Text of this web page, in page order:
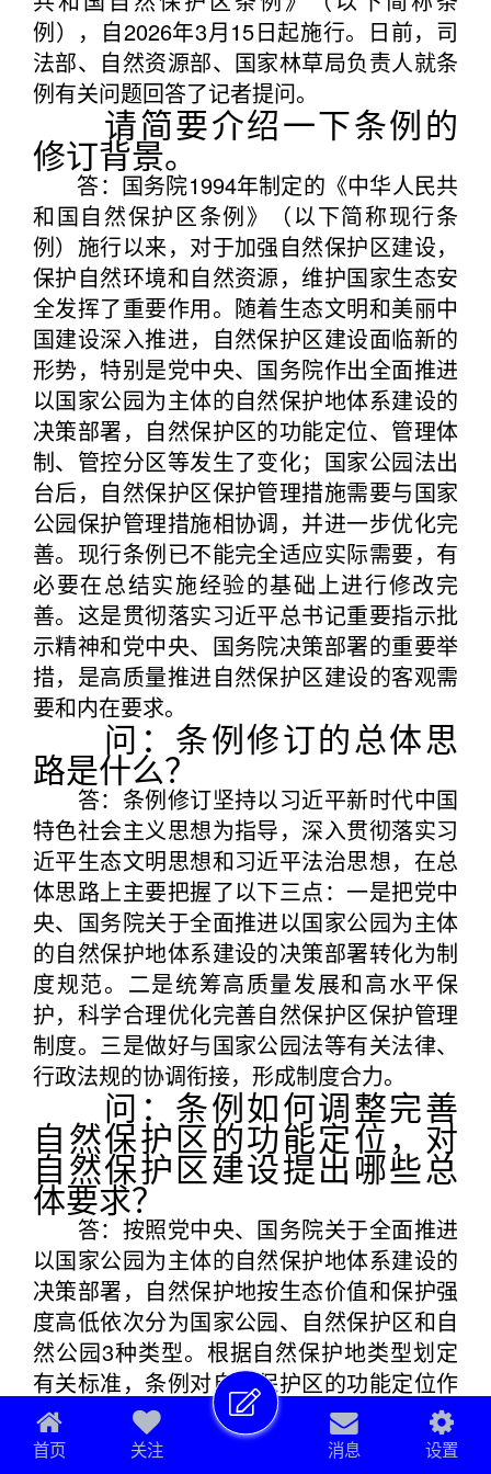
例），自2026年3月15日起施行。日前，司
法部、自然资源部、国家林草局负责人就条
例有关问题回答了记者提问。
请简要介绍一下条例的
修订背景。
答：国务院1994年制定的《中华人民共
和国自然保护区条例》（以下简称现行条
例）施行以来，对于加强自然保护区建设，
保护自然环境和自然资源，维护国家生态安
全发挥了重要作用。随着生态文明和美丽中
国建设深入推进，自然保护区建设面临新的
形势，特别是党中央、国务院作出全面推进
以国家公园为主体的自然保护地体系建设的
决策部署，自然保护区的功能定位、管理体
制、管控分区等发生了变化；国家公园法出
台后，自然保护区保护管理措施需要与国家
公园保护管理措施相协调，并进一步优化完
善。现行条例已不能完全适应实际需要，有
必要在总结实施经验的基础上进行修改完
善。这是贯彻落实习近平总书记重要指示批
示精神和党中央、国务院决策部署的重要举
措，是高质量推进自然保护区建设的客观需
要和内在要求。
问：条例修订的总体思
路是什么？
答：条例修订坚持以习近平新时代中国
特色社会主义思想为指导，深入贯彻落实习
近平生态文明思想和习近平法治思想，在总
体思路上主要把握了以下三点：一是把党中
央、国务院关于全面推进以国家公园为主体
的自然保护地体系建设的决策部署转化为制
度规范。二是统筹高质量发展和高水平保
护，科学合理优化完善自然保护区保护管理
制度。三是做好与国家公园法等有关法律、
行政法规的协调衔接，形成制度合力。
问：条例如何调整完善
自然保护区的功能定位，对
自然保护区建设提出哪些总
体要求？
答：按照党中央、国务院关于全面推进
以国家公园为主体的自然保护地体系建设的
决策部署，自然保护地按生态价值和保护强
度高低依次分为国家公园、自然保护区和自
然公园3种类型。根据自然保护地类型划定
有关标准，条例对自然保护区的功能定位作
了调整完善，将自然保护区界定为以保护典
型的自然生态系统、珍稀濒危野生动植物物
首页 关注 消息 设置